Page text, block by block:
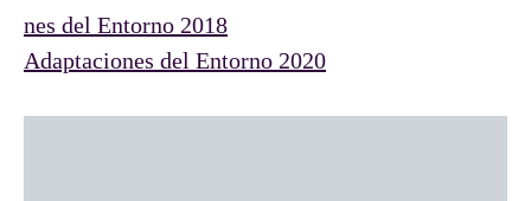
nes del Entorno 2018
Adaptaciones del Entorno 2020